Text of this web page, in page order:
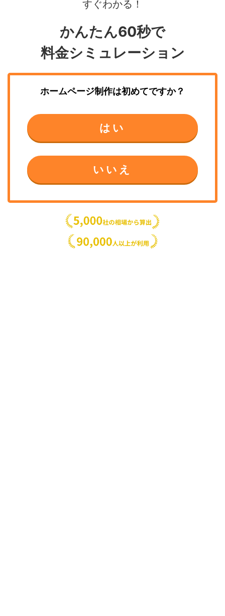
すぐわかる！
かんたん60秒で
料金シミュレーション
ホームページ制作は初めてですか？
はい
いいえ